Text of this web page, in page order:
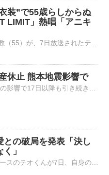
装”で55歳らしからぬ
LIMIT」熱唱「アニキ
休止 熊本地震影響で
の破局を発表「決し
」